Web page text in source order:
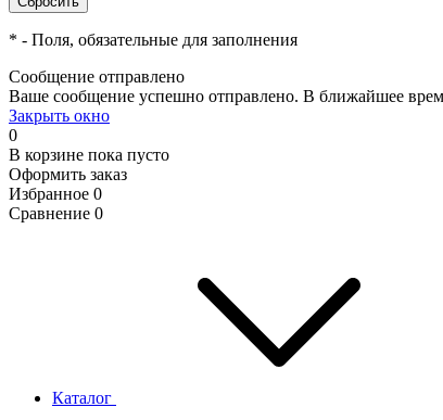
* - Поля, обязательные для заполнения
Сообщение отправлено
Ваше сообщение успешно отправлено. В ближайшее
Закрыть окно
0
В корзине пока пусто
Оформить заказ
Избранное 0
Сравнение 0
Каталог